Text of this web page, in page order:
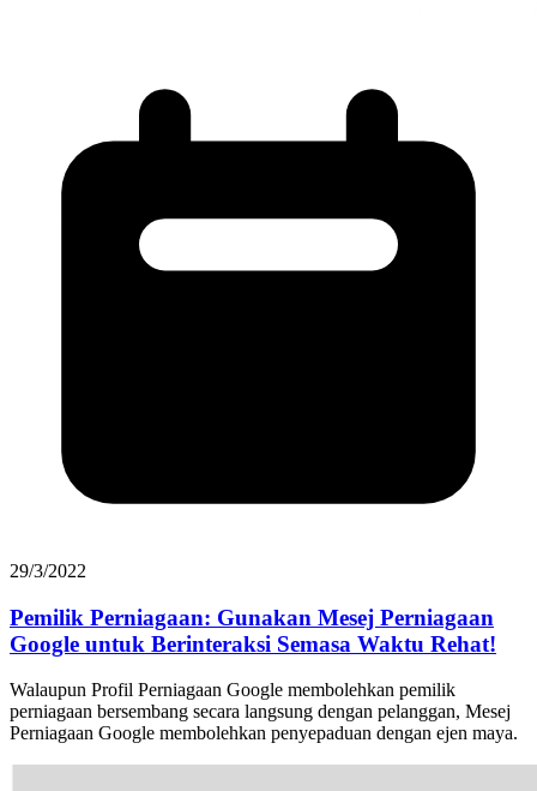
29/3/2022
Pemilik Perniagaan: Gunakan Mesej Perniagaan
Google untuk Berinteraksi Semasa Waktu Rehat!
Walaupun Profil Perniagaan Google membolehkan pemilik
perniagaan bersembang secara langsung dengan pelanggan, Mesej
Perniagaan Google membolehkan penyepaduan dengan ejen maya.